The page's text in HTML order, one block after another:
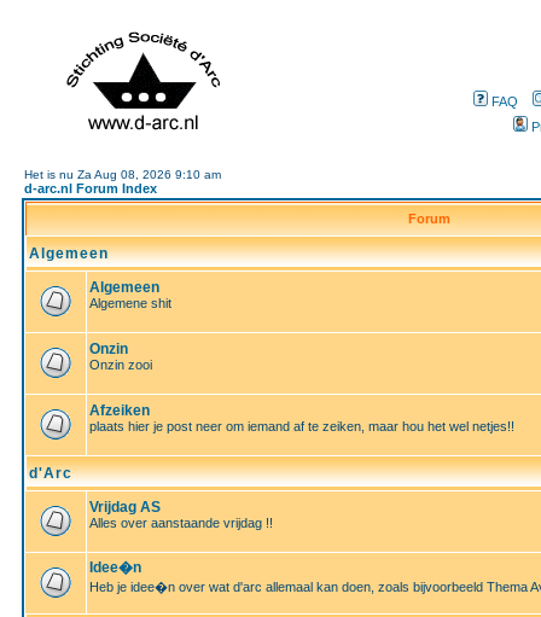
FAQ
Het is nu Za Aug 08, 2026 9:10 am
d-arc.nl Forum Index
Forum
Algemeen
Algemeen
Algemene shit
Onzin
Onzin zooi
Afzeiken
plaats hier je post neer om iemand af te zeiken, maar hou het wel netjes!!
d'Arc
Vrijdag AS
Alles over aanstaande vrijdag !!
Idee�n
Heb je idee�n over wat d'arc allemaal kan doen, zoals bijvoorbeeld Thema